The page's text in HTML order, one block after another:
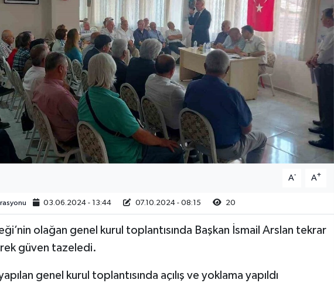
A- A+
03.06.2024 - 13:44 07.10.2024 - 08:15 20
olağan genel kurul toplantısında Başkan İsmail Arslan tekrar
güven tazeledi.
genel kurul toplantısında açılış ve yoklama yapıldı